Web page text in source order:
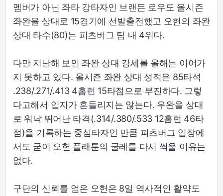
멤버가 아닌 좌타 강타자인 브랜든 로우도 올시즌
좌완을 상대로 15경기에 선발출전했고 오헌의 좌완
상대 타수(80)는 피츠버그 팀 내 4위다.
다만 지난해 보인 좌완 상대 강세를 올해는 이어가
지 못하고 있다. 올시즌 좌완 상대 성적은 85타석
.238/.271/.413 4홈런 15타점으로 부진하다. 그렇
다고해서 입지가 흔들리지는 않는다. 우완을 상대
로 워낙 뛰어난 타격(.314/.380/.533 12홈런 46타
점)을 기록하는 중심타자인 만큼 피츠버그 입장에
서도 굳이 오헌 플래툰의 굴레를 다시 씌울 이유는
없다.
구단의 신뢰를 업은 오헌은 8일 역사적인 활약도